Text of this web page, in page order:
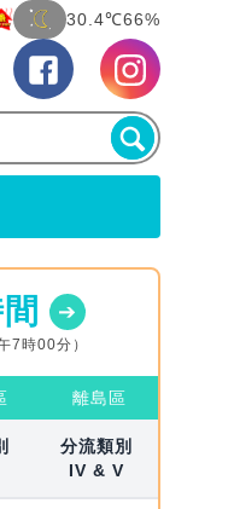
30.4℃66%
7時00分）
離島區
分流類別
IV & V